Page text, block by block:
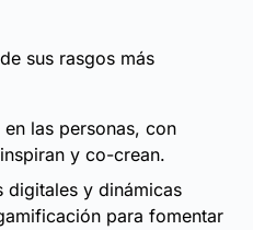
sus rasgos más
las personas, con
y co-crean.
digitales y dinámicas
para fomentar